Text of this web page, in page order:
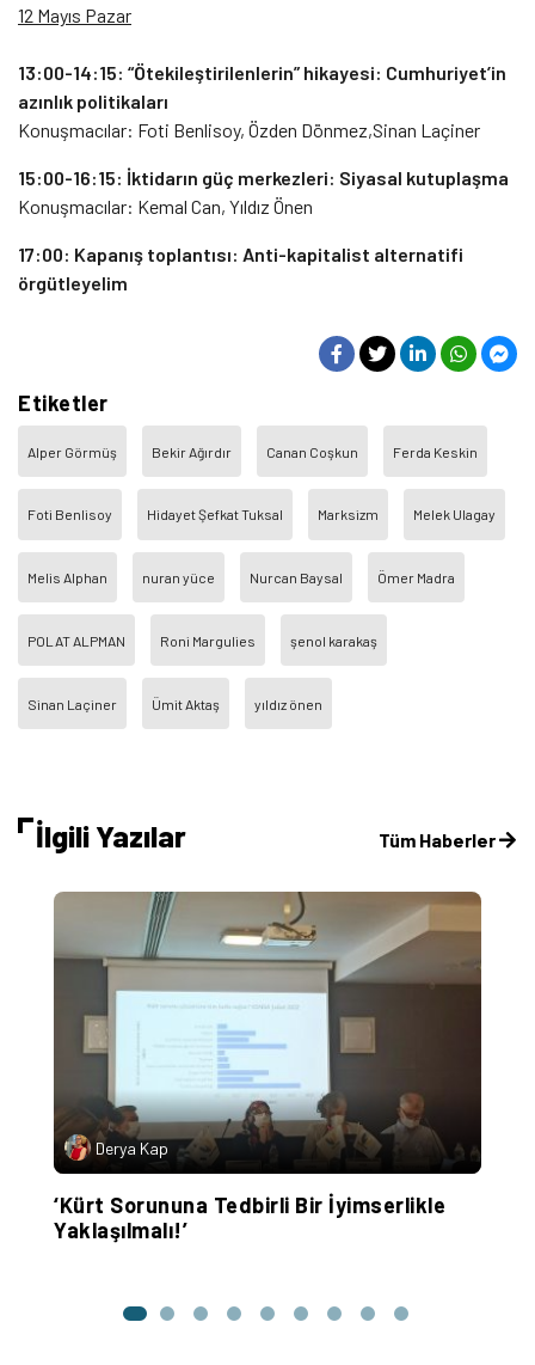
12 Mayıs Pazar
13:00-14:15: “Ötekileştirilenlerin” hikayesi: Cumhuriyet’in
azınlık politikaları
Konuşmacılar: Foti Benlisoy, Özden Dönmez,Sinan Laçiner
15:00-16:15: İktidarın güç merkezleri: Siyasal kutuplaşma
Konuşmacılar: Kemal Can, Yıldız Önen
17:00: Kapanış toplantısı: Anti-kapitalist alternatifi
örgütleyelim
Etiketler
Alper Görmüş Bekir Ağırdır Canan Coşkun Ferda Keskin
Foti Benlisoy Hidayet Şefkat Tuksal Marksizm Melek Ulagay
Melis Alphan nuran yüce Nurcan Baysal Ömer Madra
POLAT ALPMAN Roni Margulies şenol karakaş
Sinan Laçiner Ümit Aktaş yıldız önen
İlgili Yazılar Tüm Haberler
Derya Kap
‘Kürt Sorununa Tedbirli Bir İyimserlikle
Yaklaşılmalı!’